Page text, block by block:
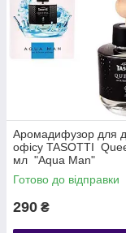
Аромадифузор для
офісу TASOTTI
мл "Aqua Man"
Готово до відправки
290 ₴